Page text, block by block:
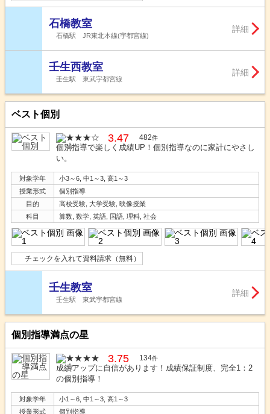
石橋教室
石橋駅 JR東北本線(宇都宮線)
詳細
壬生西教室
壬生駅 東武宇都宮線
詳細
ベスト個別
3.47 482件
個別指導で楽しく成績UP！個別指導なのに家計にやさし
い。
対象学年
小3～6, 中1～3, 高1～3
授業形式
個別指導
目的
高校受験, 大学受験, 映像授業
科目
算数, 数学, 英語, 国語, 理科, 社会
チェックを入れて資料請求（無料）
壬生教室
壬生駅 東武宇都宮線
詳細
個別指導満点の星
3.75 134件
成績アップに自信があります！成績保証制度、完全1：2
の個別指導！
対象学年
小1～6, 中1～3, 高1～3
授業形式
個別指導